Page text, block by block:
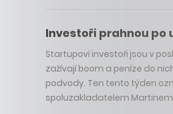
Investoři prahnou po
Startupoví investoři jsou v
zažívají boom a peníze do
podvody. Ten tento týden
spoluzakladatelem Martinem